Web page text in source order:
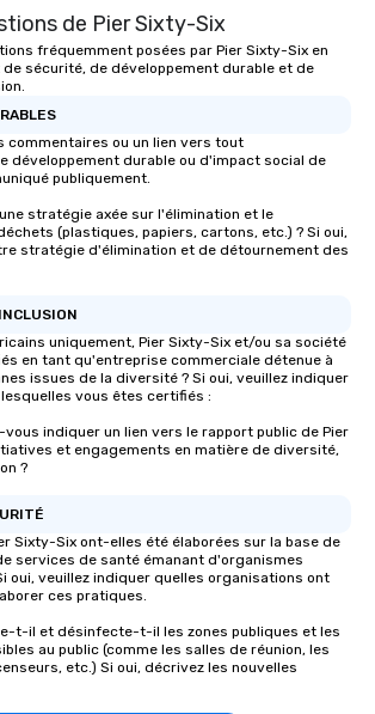
de Pier Sixty-Six
fréquemment posées par Pier Sixty-Six en
sécurité, de développement durable et de
commentaires ou un lien vers tout
développement durable ou d'impact social de
publiquement.
stratégie axée sur l'élimination et le
(plastiques, papiers, cartons, etc.) ? Si oui,
stratégie d'élimination et de détournement des
uniquement, Pier Sixty-Six et/ou sa société
en tant qu'entreprise commerciale détenue à
issues de la diversité ? Si oui, veuillez indiquer
vous êtes certifiés :
vous indiquer un lien vers le rapport public de Pier
et engagements en matière de diversité,
?
Sixty-Six ont-elles été élaborées sur la base de
services de santé émanant d'organismes
oui, veuillez indiquer quelles organisations ont
ces pratiques.
t-il et désinfecte-t-il les zones publiques et les
au public (comme les salles de réunion, les
etc.) Si oui, décrivez les nouvelles